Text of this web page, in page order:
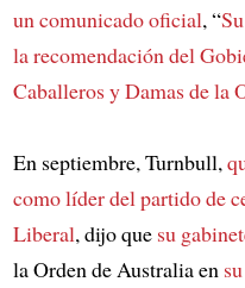
un comunicado oficial, “
la recomendación del
Caballeros y Damas de la
En septiembre, Turnbull,
como líder del partido de
Liberal, dijo que su
la Orden de Australia en